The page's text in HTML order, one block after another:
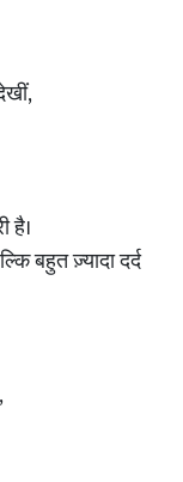
है।
बहुत ज़्यादा दर्द